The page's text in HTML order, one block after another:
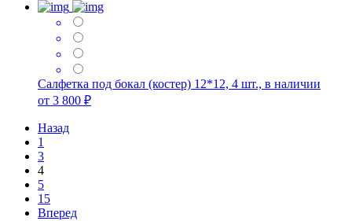
Салфетка под бокал (костер) 12*12, 4 шт., в наличии
от 3 800 ₽
Назад
1
3
4
5
15
Вперед